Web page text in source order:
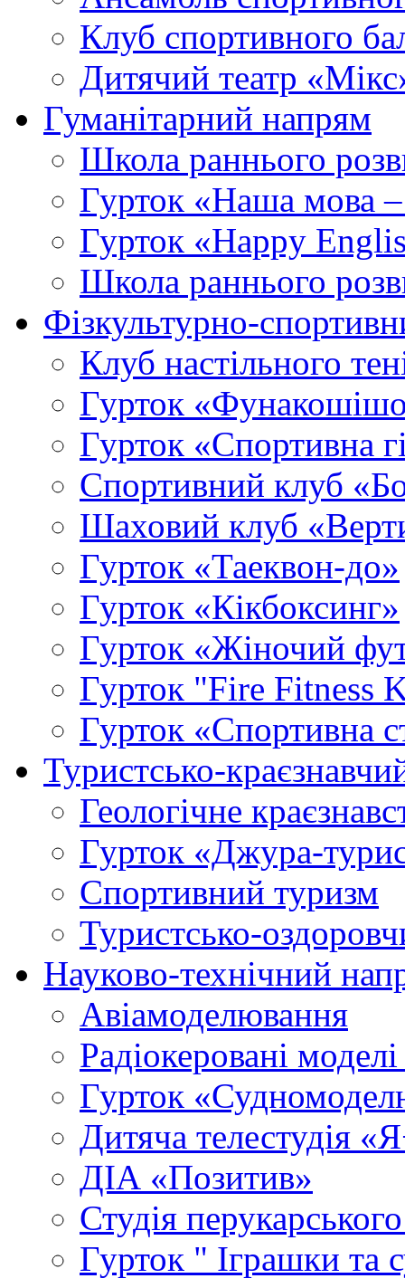
Клуб спортивного
Дитячий театр
Гуманітарний напрям
Школа раннього
Гурток «Наша мова
Гурток «Happy
Школа раннього
Фізкультурно-
Клуб настільного
Гурток
Гурток «Спортивна
Спортивний клуб
Шаховий клуб
Гурток «Таеквон-до»
Гурток «Кікбоксинг»
Гурток «Жіночий
Гурток "Fire Fitness
Гурток «Спортивна
Туристсько-
Геологічне
Гурток «Джура-
Спортивний туризм
Туристсько-
Науково-технічний
Авіамоделювання
Радіокеровані моделі
Гурток
Дитяча телестудія
ДІА «Позитив»
Студія
Гурток " Іграшки та